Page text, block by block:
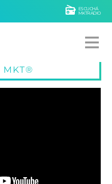
ESCUCHÁ
MKTRADIO
MKT®